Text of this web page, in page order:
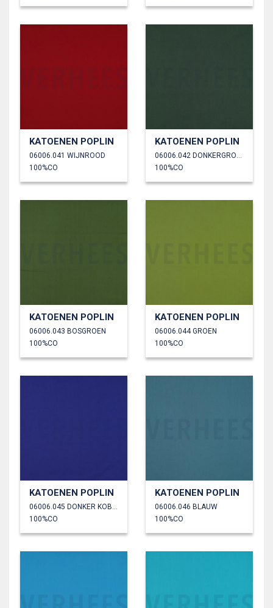
KATOENEN POPLIN
06006.041 WIJNROOD
100%CO
KATOENEN POPLIN
06006.042 DONKERGROEN
100%CO
KATOENEN POPLIN
06006.043 BOSGROEN
100%CO
KATOENEN POPLIN
06006.044 GROEN
100%CO
KATOENEN POPLIN
06006.045 DONKER KOBALTBLAUW
100%CO
KATOENEN POPLIN
06006.046 BLAUW
100%CO